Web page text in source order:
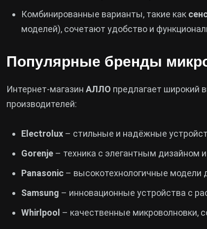
Комбинированные варианты, такие как
моделей), сочетают удобство и
Популярные бренды
Интернет-магазин АЛЛО предлагает широкий
производителей:
Electrolux – стильные и надёжные
Gorenje – техника с элегантным дизайном
Panasonic – высокотехнологичные модели
Samsung – инновационные устройства с
Whirlpool – качественные микроволновки,